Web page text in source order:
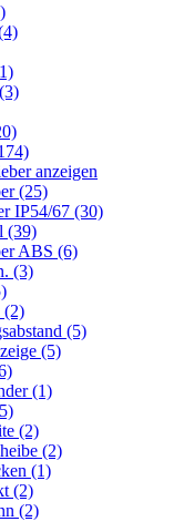
anzeigen
(25)
IP54/67 (30)
(39)
ABS (6)
(3)
(2)
(5)
(5)
(1)
(2)
(2)
(1)
(2)
(2)